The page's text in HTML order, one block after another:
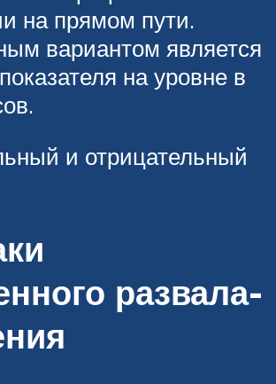
на прямом пути.
вариантом является
на уровне в
и отрицательный
развала-